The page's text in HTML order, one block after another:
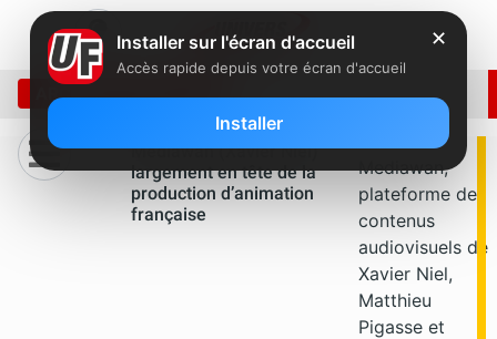
ARCHIVE: JUIN 2018
Mediawan (Xavier Niel)
largement en tête de la
production d’animation
française
Mediawan,
plateforme de
contenus
audiovisuels de
Xavier Niel,
Matthieu
Pigasse et
✕
Installer sur l'écran d'accueil
Accès rapide depuis votre écran d'accueil
Installer